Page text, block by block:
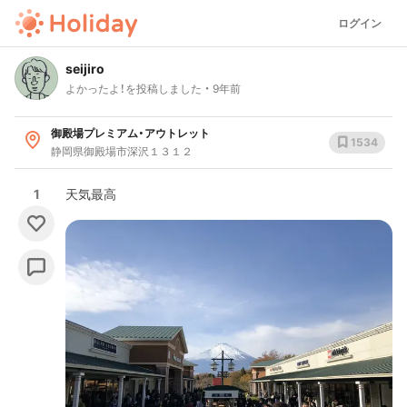
ログイン
seijiro
よかったよ！を投稿しました 9年前
御殿場プレミアム・アウトレット
静岡県御殿場市深沢１３１２
1534
1 天気最高